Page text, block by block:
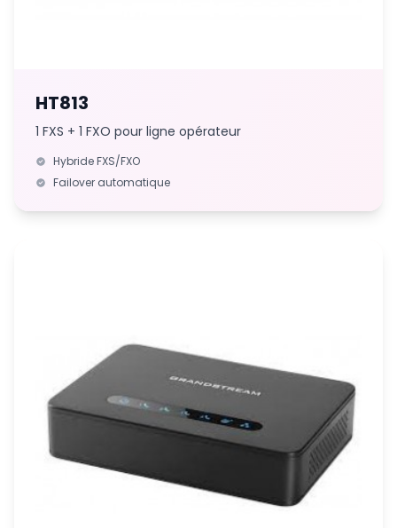
HT813
1 FXS + 1 FXO pour ligne opérateur
Hybride FXS/FXO
Failover automatique